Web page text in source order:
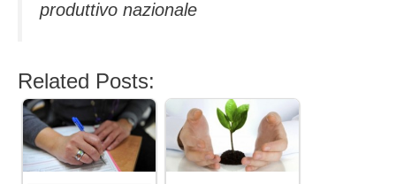
produttivo nazionale
Related Posts: